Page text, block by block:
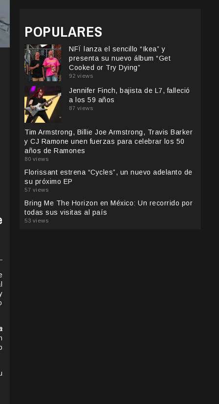
POPULARES
NFÏ lanza el sencillo “Ikea” y
presenta su nuevo álbum “Get
Cooked or Try Dying”
92 views
Jennifer Finch, bajista de L7, falleció
a los 59 años
87 views
Tim Armstrong, Billie Joe Armstrong, Travis Barker
y CJ Ramone unen fuerzas para celebrar los 50
años de Ramones
80 views
Florissant estrena “Cycles”, un nuevo adelanto de
su próximo EP
57 views
Bring Me The Horizon en México: Un recorrido por
todas sus visitas al país
53 views